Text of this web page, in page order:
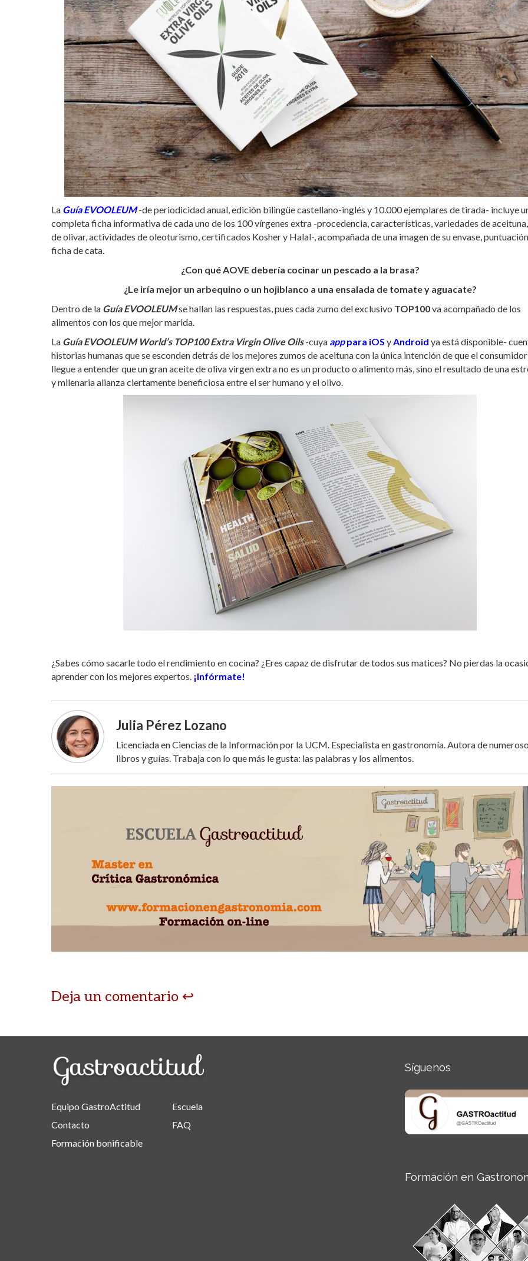
La Guía EVOOLEUM -de periodicidad anual, edición bilingüe castellano-inglés y 10.000 ejemplares de tirada- incluye
completa ficha informativa de cada uno de los 100 vírgenes extra -procedencia, características, variedades de
de olivar, actividades de oleoturismo, certificados Kosher y Halal-, acompañada de una imagen de su envase,
ficha de cata.
¿Con qué AOVE debería cocinar un pescado a la brasa?
¿Le iría mejor un arbequino o un hojiblanco a una ensalada de tomate y aguacate?
Dentro de la Guía EVOOLEUMse hallan las respuestas, pues cada zumo del exclusivo TOP100va acompañado de los
alimentos con los que mejor marida.
La Guía EVOOLEUM World’s TOP100 Extra Virgin Olive Oils-cuya apppara iOS y Android ya está disponible-
historias humanas que se esconden detrás de los mejores zumos de aceituna con la única intención de que el consumidor
llegue a entender que un gran aceite de oliva virgen extra no es un producto o alimento más, sino el resultado de una
y milenaria alianza ciertamente beneficiosa entre el ser humano y el olivo.
¿Sabes cómo sacarle todo el rendimiento en cocina? ¿Eres capaz de disfrutar de todos sus matices? No pierdas la
aprender con los mejores expertos. ¡Infórmate!
Julia Pérez Lozano
Licenciada en Ciencias de la Información por la UCM. Especialista en gastronomía. Autora de
libros y guías. Trabaja con lo que más le gusta: las palabras y los alimentos.
Deja un comentario
Equipo GastroActitud
Contacto
Formación bonificable
Escuela
FAQ
Síguenos
Formación en